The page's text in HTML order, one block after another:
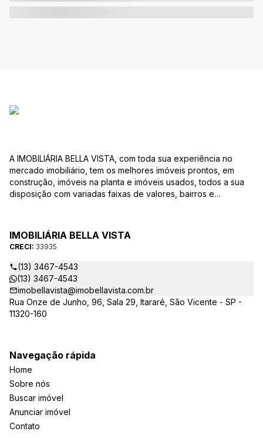
A IMOBILIÁRIA BELLA VISTA, com toda sua experiência no
mercado imobiliário, tem os melhores imóveis prontos, em
construção, imóveis na planta e imóveis usados, todos a sua
disposição com variadas faixas de valores, bairros e
ao CRECI-EE – estarão sempre prontos para responder-lhe
todas as suas dúvidas sobre casas, apartamentos, terrenos,
salas comerciais e outros produtos imobiliários.
IMOBILIÁRIA BELLA VISTA
CRECI: 33935
(13) 3467-4543
(13) 3467-4543
imobellavista@imobellavista.com.br
Rua Onze de Junho, 96, Sala 29, Itararé, São Vicente - SP -
11320-160
Navegação rápida
Home
Sobre nós
Buscar imóvel
Anunciar imóvel
Contato